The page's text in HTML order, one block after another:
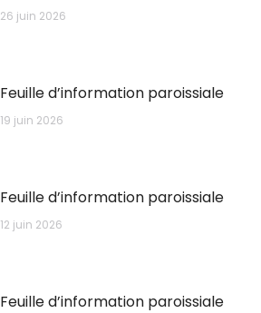
26 juin 2026
Feuille d’information paroissiale
19 juin 2026
Feuille d’information paroissiale
12 juin 2026
Feuille d’information paroissiale